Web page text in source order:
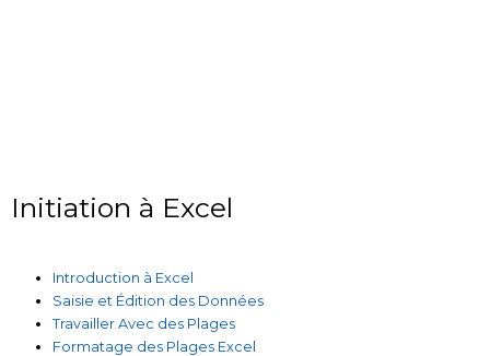
Initiation à Excel
Introduction à Excel
Saisie et Édition des Données
Travailler Avec des Plages
Formatage des Plages Excel